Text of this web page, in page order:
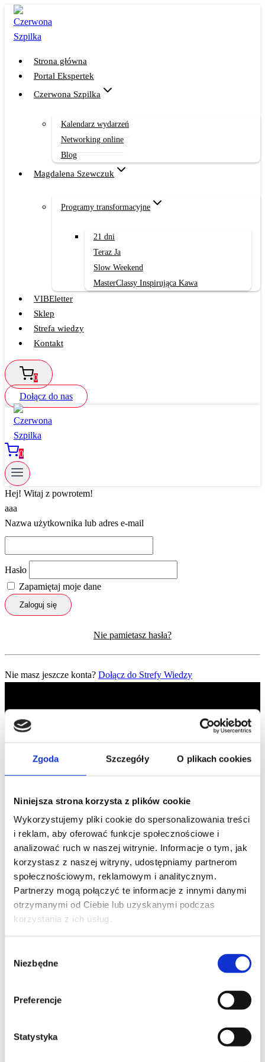
Zgoda Szczegóły O plikach cookies
Niniejsza strona korzysta z plików cookie
Wykorzystujemy pliki cookie do spersonalizowania treści
i reklam, aby oferować funkcje społecznościowe i
analizować ruch w naszej witrynie. Informacje o tym, jak
korzystasz z naszej witryny, udostępniamy partnerom
społecznościowym, reklamowym i analitycznym.
Partnerzy mogą połączyć te informacje z innymi danymi
otrzymanymi od Ciebie lub uzyskanymi podczas
korzystania z ich usług.
zgody
Niezbędne
Preferencje
Statystyka
Przejdź
treści
Strona główna
Portal Ekspertek
Czerwona Szpilka
Kalendarz wydarzeń
Networking online
Blog
Magdalena Szewczuk
Programy transformacyjne
21 dni
Teraz Ja
Slow Weekend
MasterClassy Inspirująca Kawa
VIBEletter
Sklep
Strefa wiedzy
Kontakt
0
Dołącz do nas
0
Hej! Witaj z powrotem!
aaa
Nazwa użytkownika lub adres e-mail
Hasło
Zapamiętaj moje dane
Zaloguj się
Nie pamietasz hasła?
Nie masz jeszcze konta? Dołącz do Strefy Wiedzy
Szpilka
Profil tiktok Czerwona Szpilka
Profil youtube Czerwona
Szpilka
Kontakt
kontakt@czerwonaszpilka.pl